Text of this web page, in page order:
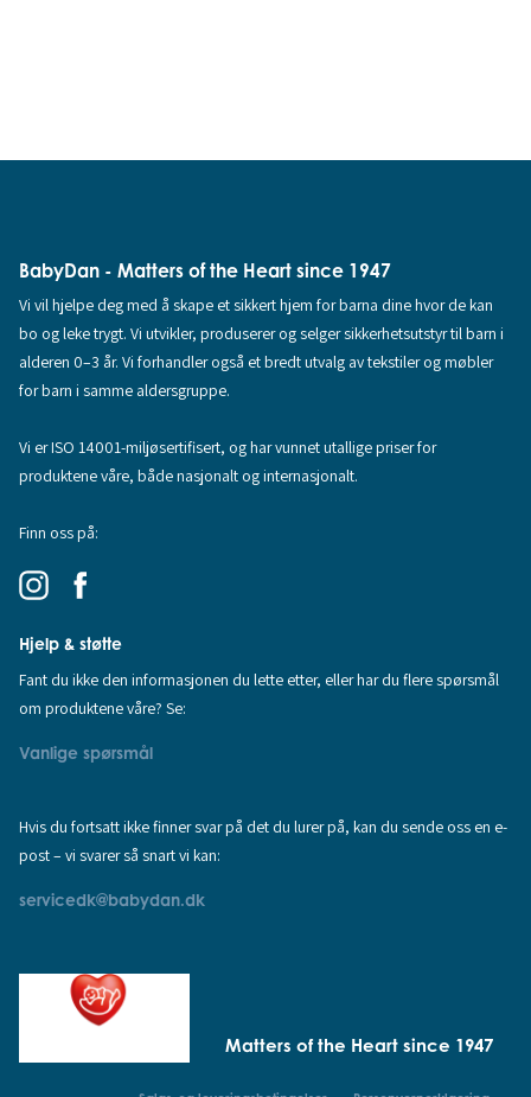
BabyDan - Matters of the Heart since 1947
Vi vil hjelpe deg med å skape et sikkert hjem for barna dine hvor de kan
bo og leke trygt. Vi utvikler, produserer og selger sikkerhetsutstyr til barn i
alderen 0–3 år. Vi forhandler også et bredt utvalg av tekstiler og møbler
for barn i samme aldersgruppe.
Vi er ISO 14001-miljøsertifisert, og har vunnet utallige priser for
produktene våre, både nasjonalt og internasjonalt.
Finn oss på:
Hjelp & støtte
Fant du ikke den informasjonen du lette etter, eller har du flere spørsmål
om produktene våre? Se:
Vanlige spørsmål
Hvis du fortsatt ikke finner svar på det du lurer på, kan du sende oss en e-
post – vi svarer så snart vi kan:
servicedk@babydan.dk
Matters of the Heart since 1947